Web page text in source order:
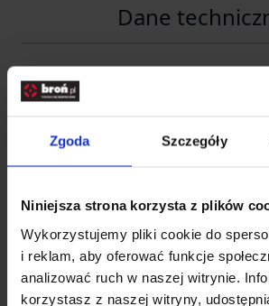
Zgoda Szczegóły
Niniejsza strona korzysta z plików
Wykorzystujemy pliki cookie do
i reklam, aby oferować funkcje
analizować ruch w naszej witrynie.
korzystasz z naszej witryny,
Dane
Kod SKU
Importer
Nazwa
SK